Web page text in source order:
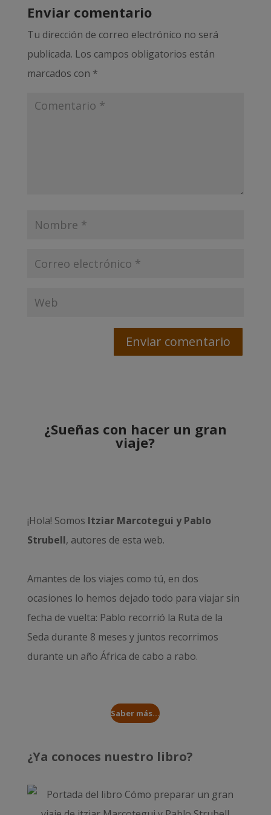
Enviar comentario
Tu dirección de correo electrónico no será
publicada. Los campos obligatorios están
marcados con *
¿Sueñas con hacer un gran
viaje?
¡Hola! Somos Itziar Marcotegui y Pablo
Strubell, autores de esta web.
Amantes de los viajes como tú, en dos
ocasiones lo hemos dejado todo para viajar sin
fecha de vuelta: Pablo recorrió la Ruta de la
Seda durante 8 meses y juntos recorrimos
durante un año África de cabo a rabo.
Saber más...
¿Ya conoces nuestro libro?